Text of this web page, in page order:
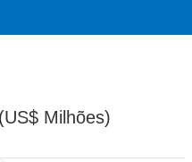
Milhões)